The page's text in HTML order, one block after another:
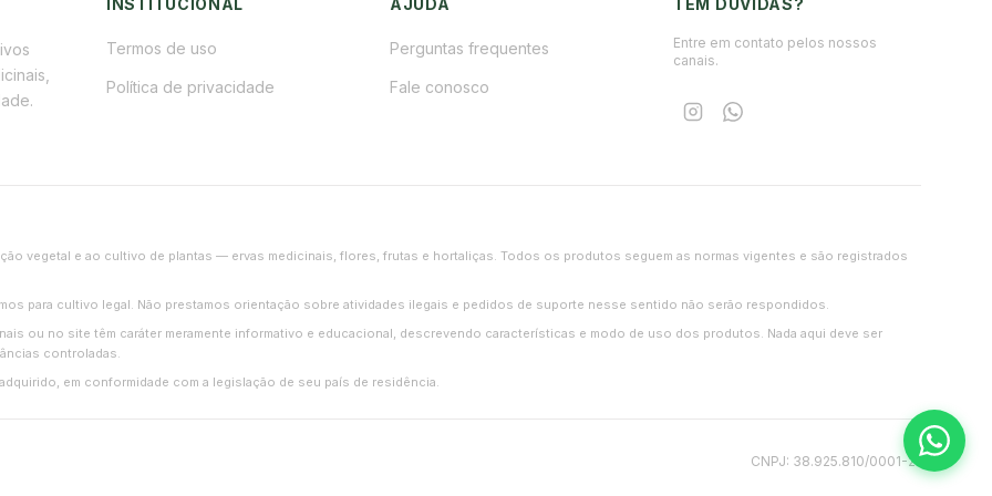
INSTITUCIONAL
Termos de uso
Política de privacidade
AJUDA
Perguntas frequentes
Fale conosco
TEM DÚVIDAS?
Entre em contato pelos nossos
canais.
vegetal e ao cultivo de plantas — ervas medicinais, flores, frutas e hortaliças. Todos os produtos seguem as normas vigentes e são registrados
para cultivo legal. Não prestamos orientação sobre atividades ilegais e pedidos de suporte nesse sentido não serão respondidos.
ou no site têm caráter meramente informativo e educacional, descrevendo características e modo de uso dos produtos. Nada aqui deve ser
controladas.
em conformidade com a legislação de seu país de residência.
CNPJ: 38.925.810/0001-21